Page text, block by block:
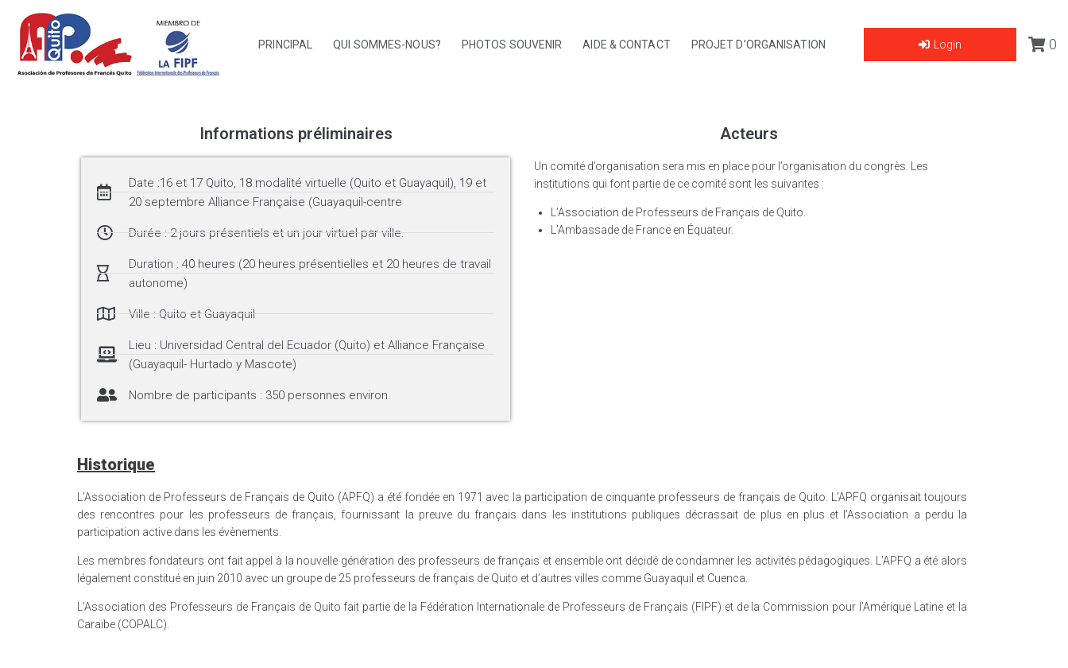
PRINCIPAL QUI SOMMES-NOUS? PHOTOS SOUVENIR AIDE & CONTACT PROJET D’ORGANISATION Login 0
Informations préliminaires
Date :16 et 17 Quito, 18 modalité virtuelle (Quito et Guayaquil), 19 et
20 septembre Alliance Française (Guayaquil-centre
Durée : 2 jours présentiels et un jour virtuel par ville.
Duration : 40 heures (20 heures présentielles et 20 heures de travail
autonome)
Ville : Quito et Guayaquil
Lieu : Universidad Central del Ecuador (Quito) et Alliance Française
(Guayaquil- Hurtado y Mascote)
Nombre de participants : 350 personnes environ.
Acteurs
Un comité d’organisation sera mis en place pour l’organisation du congrès. Les
institutions qui font partie de ce comité sont les suivantes :
L’Association de Professeurs de Français de Quito.
L’Ambassade de France en Équateur.
Historique
L’Association de Professeurs de Français de Quito (APFQ) a été fondée en 1971 avec la participation de cinquante professeurs de français de Quito. L’APFQ organisait toujours
des rencontres pour les professeurs de français, fournissant la preuve du français dans les institutions publiques décrassait de plus en plus et l’Association a perdu la
participation active dans les évènements.
Les membres fondateurs ont fait appel à la nouvelle génération des professeurs de français et ensemble ont décidé de condamner les activités pédagogiques. L’APFQ a été alors
légalement constitué en juin 2010 avec un groupe de 25 professeurs de français de Quito et d’autres villes comme Guayaquil et Cuenca.
L’Association des Professeurs de Français de Quito fait partie de la Fédération Internationale de Professeurs de Français (FIPF) et de la Commission pour l’Amérique Latine et la
Caraïbe (COPALC).